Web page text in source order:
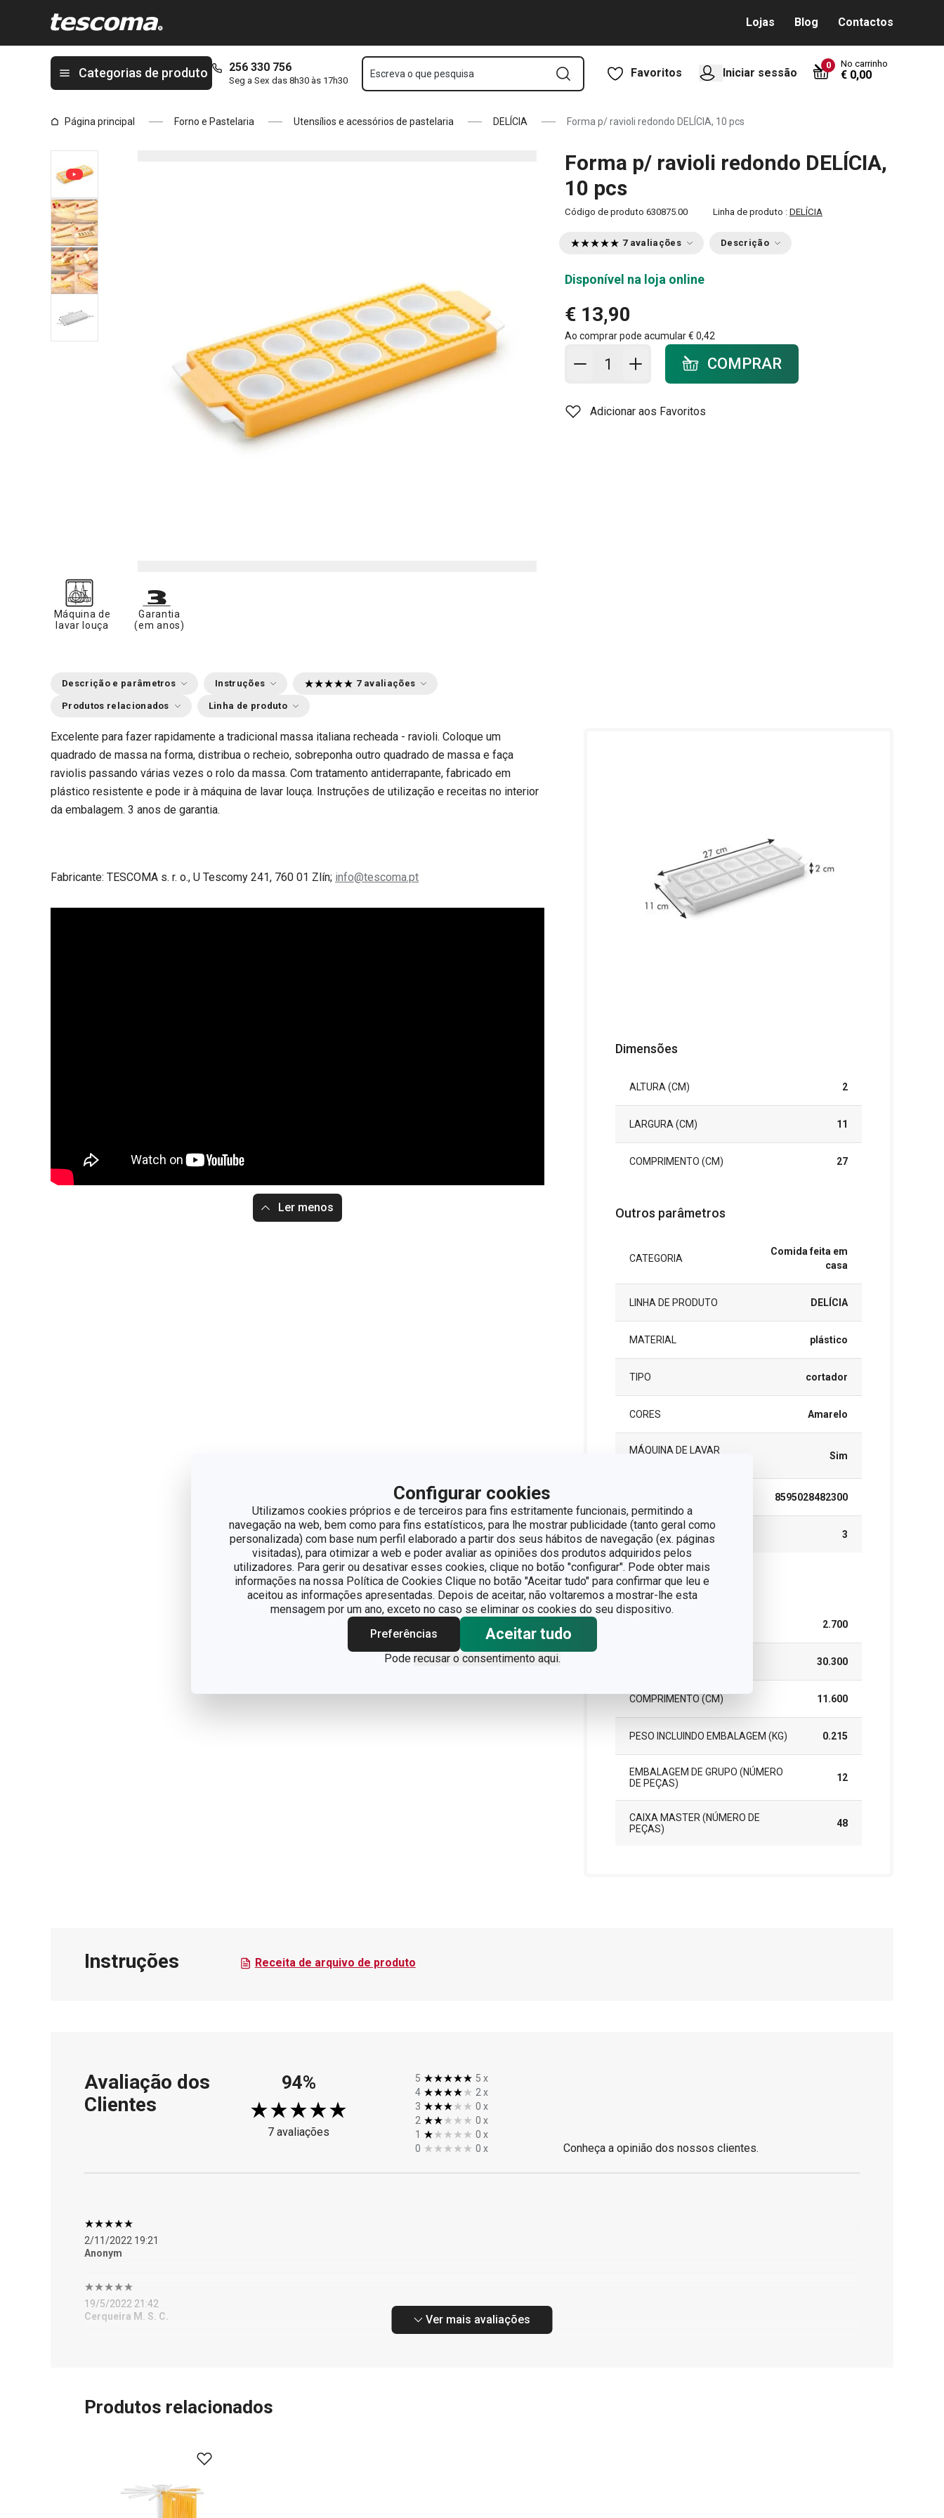
Configurar cookies
Utilizamos cookies próprios e de terceiros para fins estritamente funcionais, permitindo a
navegação na web, bem como para fins estatísticos, para lhe mostrar publicidade (tanto geral como
personalizada) com base num perfil elaborado a partir dos seus hábitos de navegação (ex. páginas
visitadas), para otimizar a web e poder avaliar as opiniões dos produtos adquiridos pelos
utilizadores. Para gerir ou desativar esses cookies, clique no botão "configurar". Pode obter mais
informações na nossa Política de Cookies Clique no botão "Aceitar tudo" para confirmar que leu e
aceitou as informações apresentadas. Depois de aceitar, não voltaremos a mostrar-lhe esta
mensagem por um ano, exceto no caso se eliminar os cookies do seu dispositivo.
Preferências
Aceitar tudo
Pode recusar o consentimento aqui.
Lojas Blog Contactos
Categorias de produto 256 330 756
Seg a Sex das 8h30 às 17h30
Escreva o que pesquisa Favoritos Iniciar sessão
0 No carrinho
€ 0,00
Página principal Forno e Pastelaria Utensílios e acessórios de pastelaria DELÍCIA Forma p/ ravioli redondo DELÍCIA, 10 pcs
Forma p/ ravioli redondo DELÍCIA,
10 pcs
Código de produto 630875.00 Linha de produto : DELÍCIA
7 avaliações Descrição
Disponível na loja online
€ 13,90
Ao comprar pode acumular€ 0,42
Adicionar ao carrinho - quantidade
COMPRAR
Adicionar aos Favoritos
Máquina de
lavar louça
Garantia
(em anos)
Descrição e parâmetros Instruções 7 avaliações
Produtos relacionados Linha de produto
Excelente para fazer rapidamente a tradicional massa italiana recheada - ravioli. Coloque um
quadrado de massa na forma, distribua o recheio, sobreponha outro quadrado de massa e faça
raviolis passando várias vezes o rolo da massa. Com tratamento antiderrapante, fabricado em
plástico resistente e pode ir à máquina de lavar louça. Instruções de utilização e receitas no interior
da embalagem. 3 anos de garantia.
Fabricante: TESCOMA s. r. o., U Tescomy 241, 760 01 Zlín; info@tescoma.pt
Ler menos
Dimensões
ALTURA (CM) 2
LARGURA (CM) 11
COMPRIMENTO (CM) 27
Outros parâmetros
CATEGORIA
Comida feita em
casa
LINHA DE PRODUTO DELÍCIA
MATERIAL plástico
TIPO cortador
CORES Amarelo
MÁQUINA DE LAVAR
Sim
8595028482300
GARANTIA (EM ANOS) 3
Pacote
2.700
30.300
COMPRIMENTO (CM) 11.600
PESO INCLUINDO EMBALAGEM (KG) 0.215
EMBALAGEM DE GRUPO (NÚMERO
DE PEÇAS)
12
CAIXA MASTER (NÚMERO DE
PEÇAS)
48
Instruções Receita de arquivo de produto
Avaliação dos
Clientes
94%
7 avaliações
5 5 x
4
2 x
3
0 x
2
0 x
1
0 x
0
0 x Conheça a opinião dos nossos clientes.
2/11/2022 19:21
Anonym
19/5/2022 21:42
Cerqueira M. S. C.
Ver mais avaliações
Produtos relacionados